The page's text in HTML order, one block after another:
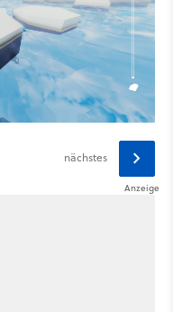
nächstes